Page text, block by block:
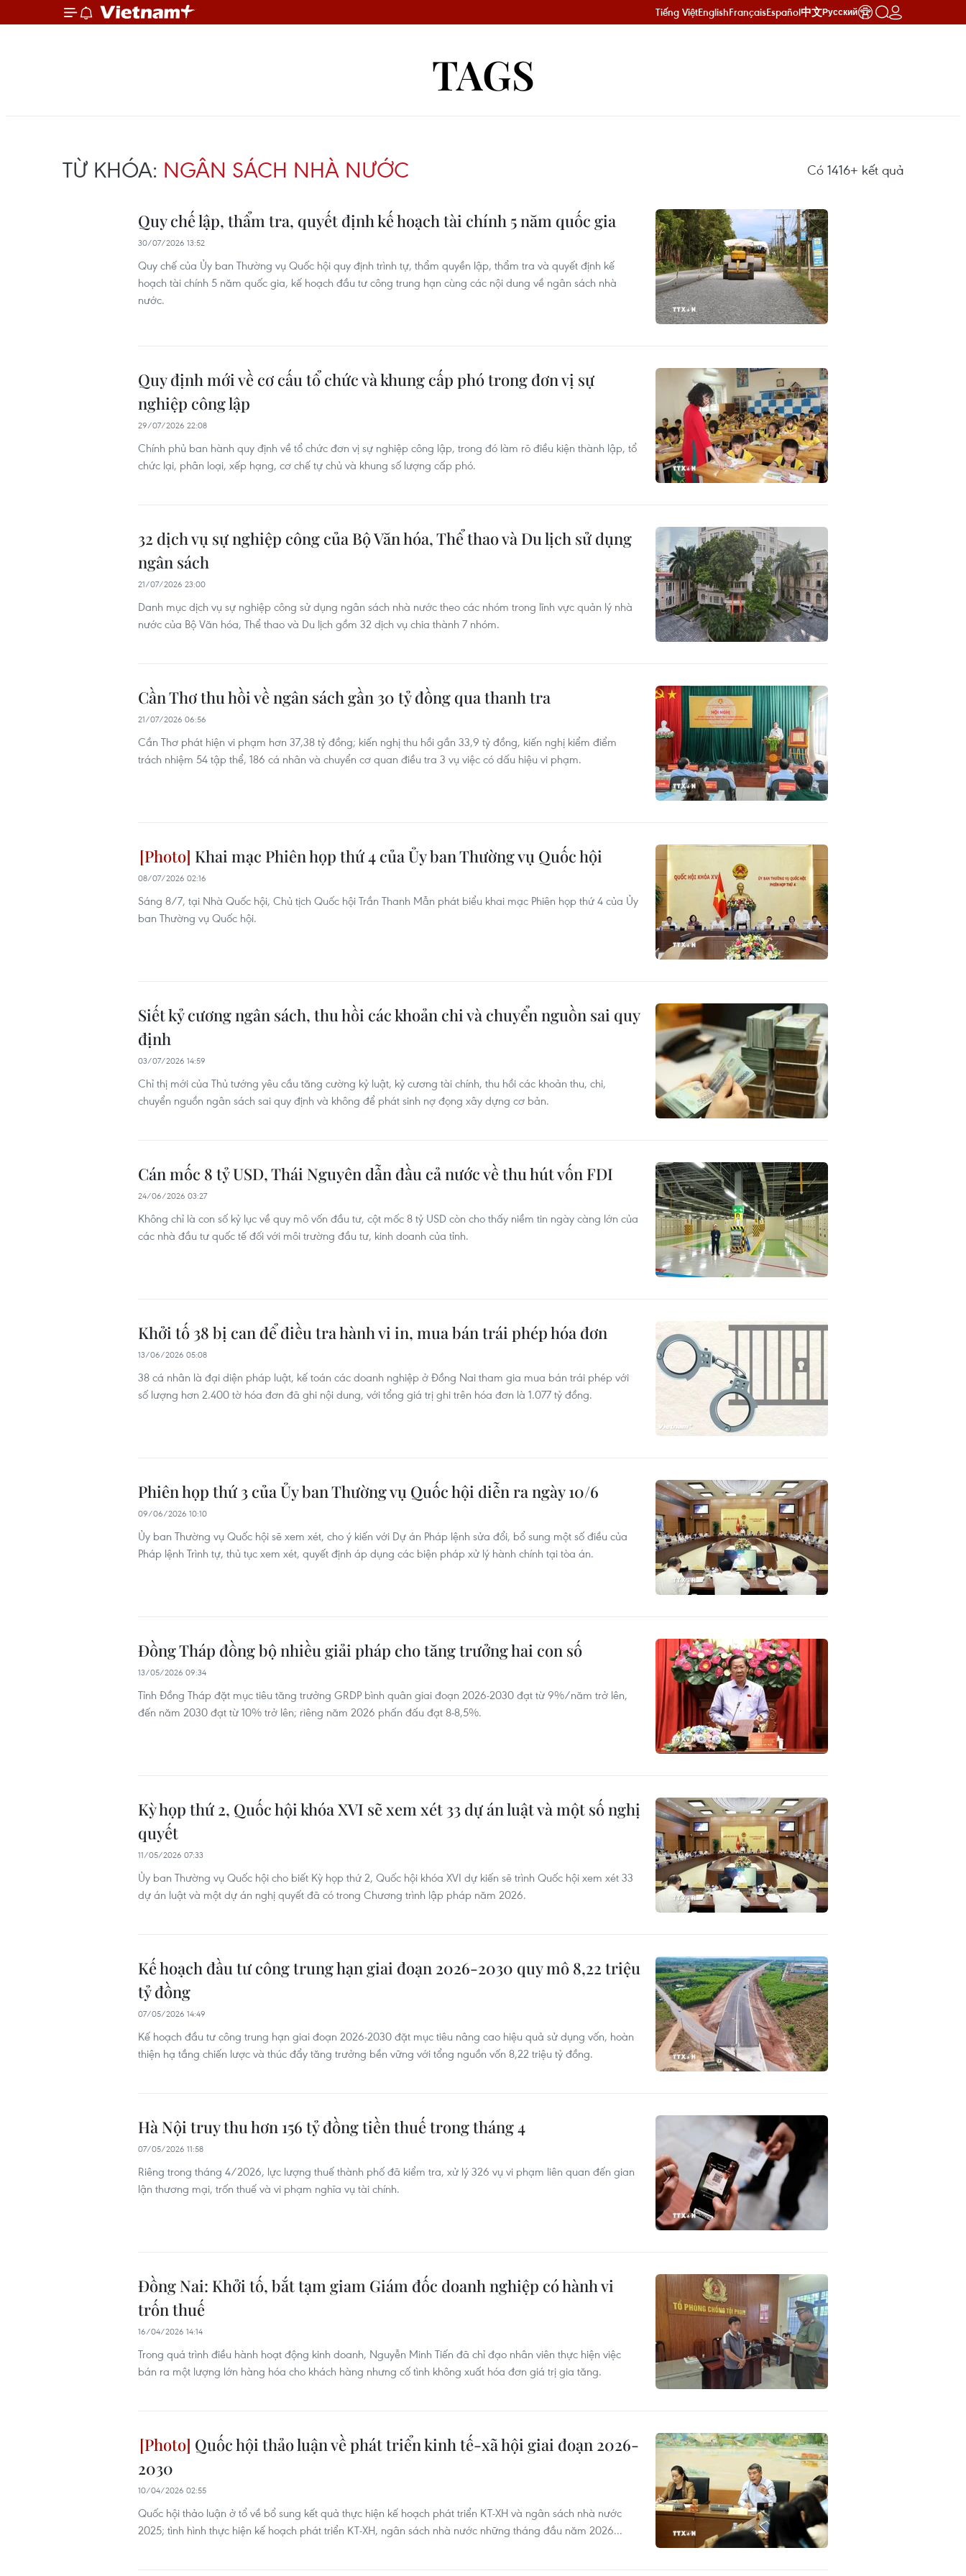
Tiếng ViệtEnglishFrançaisEspañol中文Русский
TAGS
TỪ KHÓA: NGÂN SÁCH NHÀ NƯỚC Có 1416+ kết quả
Quy chế lập, thẩm tra, quyết định kế hoạch tài chính 5 năm quốc gia
30/07/2026 13:52
Quy chế của Ủy ban Thường vụ Quốc hội quy định trình tự, thẩm quyền lập, thẩm tra và quyết định kế
hoạch tài chính 5 năm quốc gia, kế hoạch đầu tư công trung hạn cùng các nội dung về ngân sách nhà
nước.
Quy định mới về cơ cấu tổ chức và khung cấp phó trong đơn vị sự
nghiệp công lập
29/07/2026 22:08
Chính phủ ban hành quy định về tổ chức đơn vị sự nghiệp công lập, trong đó làm rõ điều kiện thành lập, tổ
chức lại, phân loại, xếp hạng, cơ chế tự chủ và khung số lượng cấp phó.
32 dịch vụ sự nghiệp công của Bộ Văn hóa, Thể thao và Du lịch sử dụng
ngân sách
21/07/2026 23:00
Danh mục dịch vụ sự nghiệp công sử dụng ngân sách nhà nước theo các nhóm trong lĩnh vực quản lý nhà
nước của Bộ Văn hóa, Thể thao và Du lịch gồm 32 dịch vụ chia thành 7 nhóm.
Cần Thơ thu hồi về ngân sách gần 30 tỷ đồng qua thanh tra
21/07/2026 06:56
Cần Thơ phát hiện vi phạm hơn 37,38 tỷ đồng; kiến nghị thu hồi gần 33,9 tỷ đồng, kiến nghị kiểm điểm
trách nhiệm 54 tập thể, 186 cá nhân và chuyển cơ quan điều tra 3 vụ việc có dấu hiệu vi phạm.
Khai mạc Phiên họp thứ 4 của Ủy ban Thường vụ Quốc hội
08/07/2026 02:16
Sáng 8/7, tại Nhà Quốc hội, Chủ tịch Quốc hội Trần Thanh Mẫn phát biểu khai mạc Phiên họp thứ 4 của Ủy
ban Thường vụ Quốc hội.
Siết kỷ cương ngân sách, thu hồi các khoản chi và chuyển nguồn sai quy
định
03/07/2026 14:59
Chỉ thị mới của Thủ tướng yêu cầu tăng cường kỷ luật, kỷ cương tài chính, thu hồi các khoản thu, chi,
chuyển nguồn ngân sách sai quy định và không để phát sinh nợ đọng xây dựng cơ bản.
Cán mốc 8 tỷ USD, Thái Nguyên dẫn đầu cả nước về thu hút vốn FDI
24/06/2026 03:27
Không chỉ là con số kỷ lục về quy mô vốn đầu tư, cột mốc 8 tỷ USD còn cho thấy niềm tin ngày càng lớn của
các nhà đầu tư quốc tế đối với môi trường đầu tư, kinh doanh của tỉnh.
Khởi tố 38 bị can để điều tra hành vi in, mua bán trái phép hóa đơn
13/06/2026 05:08
38 cá nhân là đại diện pháp luật, kế toán các doanh nghiệp ở Đồng Nai tham gia mua bán trái phép với
số lượng hơn 2.400 tờ hóa đơn đã ghi nội dung, với tổng giá trị ghi trên hóa đơn là 1.077 tỷ đồng.
Phiên họp thứ 3 của Ủy ban Thường vụ Quốc hội diễn ra ngày 10/6
09/06/2026 10:10
Ủy ban Thường vụ Quốc hội sẽ xem xét, cho ý kiến với Dự án Pháp lệnh sửa đổi, bổ sung một số điều của
Pháp lệnh Trình tự, thủ tục xem xét, quyết định áp dụng các biện pháp xử lý hành chính tại tòa án.
Đồng Tháp đồng bộ nhiều giải pháp cho tăng trưởng hai con số
13/05/2026 09:34
Tỉnh Đồng Tháp đặt mục tiêu tăng trưởng GRDP bình quân giai đoạn 2026-2030 đạt từ 9%/năm trở lên,
đến năm 2030 đạt từ 10% trở lên; riêng năm 2026 phấn đấu đạt 8-8,5%.
Kỳ họp thứ 2, Quốc hội khóa XVI sẽ xem xét 33 dự án luật và một số nghị
quyết
11/05/2026 07:33
Ủy ban Thường vụ Quốc hội cho biết Kỳ họp thứ 2, Quốc hội khóa XVI dự kiến sẽ trình Quốc hội xem xét 33
dự án luật và một dự án nghị quyết đã có trong Chương trình lập pháp năm 2026.
Kế hoạch đầu tư công trung hạn giai đoạn 2026-2030 quy mô 8,22 triệu
tỷ đồng
07/05/2026 14:49
Kế hoạch đầu tư công trung hạn giai đoạn 2026-2030 đặt mục tiêu nâng cao hiệu quả sử dụng vốn, hoàn
thiện hạ tầng chiến lược và thúc đẩy tăng trưởng bền vững với tổng nguồn vốn 8,22 triệu tỷ đồng.
Hà Nội truy thu hơn 156 tỷ đồng tiền thuế trong tháng 4
07/05/2026 11:58
Riêng trong tháng 4/2026, lực lượng thuế thành phố đã kiểm tra, xử lý 326 vụ vi phạm liên quan đến gian
lận thương mại, trốn thuế và vi phạm nghĩa vụ tài chính.
Đồng Nai: Khởi tố, bắt tạm giam Giám đốc doanh nghiệp có hành vi
trốn thuế
16/04/2026 14:14
Trong quá trình điều hành hoạt động kinh doanh, Nguyễn Minh Tiến đã chỉ đạo nhân viên thực hiện việc
bán ra một lượng lớn hàng hóa cho khách hàng nhưng cố tình không xuất hóa đơn giá trị gia tăng.
Quốc hội thảo luận về phát triển kinh tế-xã hội giai đoạn 2026-
2030
10/04/2026 02:55
Quốc hội thảo luận ở tổ về bổ sung kết quả thực hiện kế hoạch phát triển KT-XH và ngân sách nhà nước
2025; tình hình thực hiện kế hoạch phát triển KT-XH, ngân sách nhà nước những tháng đầu năm 2026...